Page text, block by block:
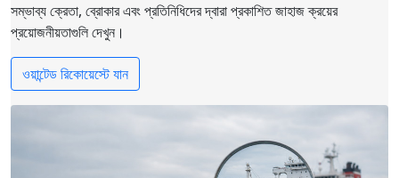
সম্ভাব্য ক্রেতা, ব্রোকার এবং প্রতিনিধিদের দ্বারা প্রকাশিত জাহাজ ক্রয়ের
প্রয়োজনীয়তাগুলি দেখুন।
ওয়ান্টেড রিকোয়েস্টে যান